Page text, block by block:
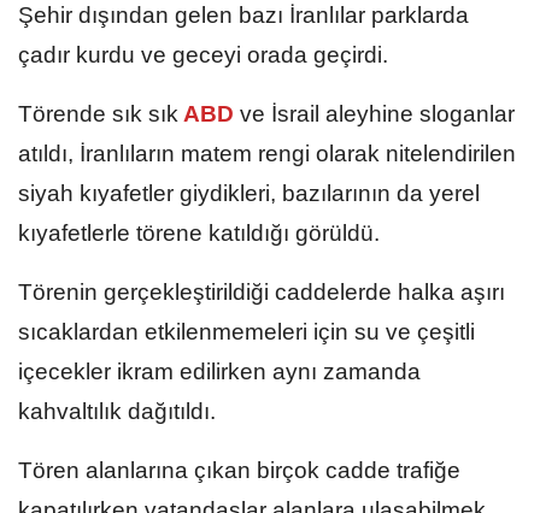
Şehir dışından gelen bazı İranlılar parklarda
çadır kurdu ve geceyi orada geçirdi.
Törende sık sık ABD ve İsrail aleyhine sloganlar
atıldı, İranlıların matem rengi olarak nitelendirilen
siyah kıyafetler giydikleri, bazılarının da yerel
kıyafetlerle törene katıldığı görüldü.
Törenin gerçekleştirildiği caddelerde halka aşırı
sıcaklardan etkilenmemeleri için su ve çeşitli
içecekler ikram edilirken aynı zamanda
kahvaltılık dağıtıldı.
Tören alanlarına çıkan birçok cadde trafiğe